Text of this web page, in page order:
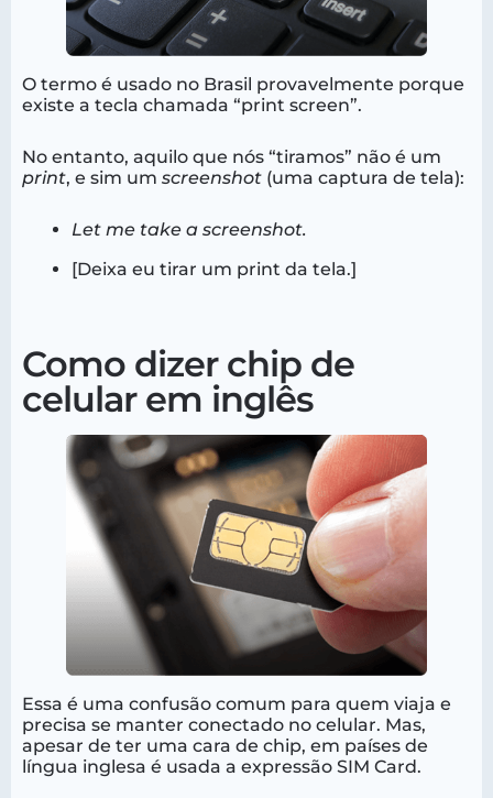
O termo é usado no Brasil provavelmente porque
existe a tecla chamada “print screen”.
No entanto, aquilo que nós “tiramos” não é um
print, e sim um screenshot (uma captura de tela):
Let me take a screenshot.
[Deixa eu tirar um print da tela.]
Como dizer chip de
celular em inglês
Essa é uma confusão comum para quem viaja e
precisa se manter conectado no celular. Mas,
apesar de ter uma cara de chip, em países de
língua inglesa é usada a expressão SIM Card.